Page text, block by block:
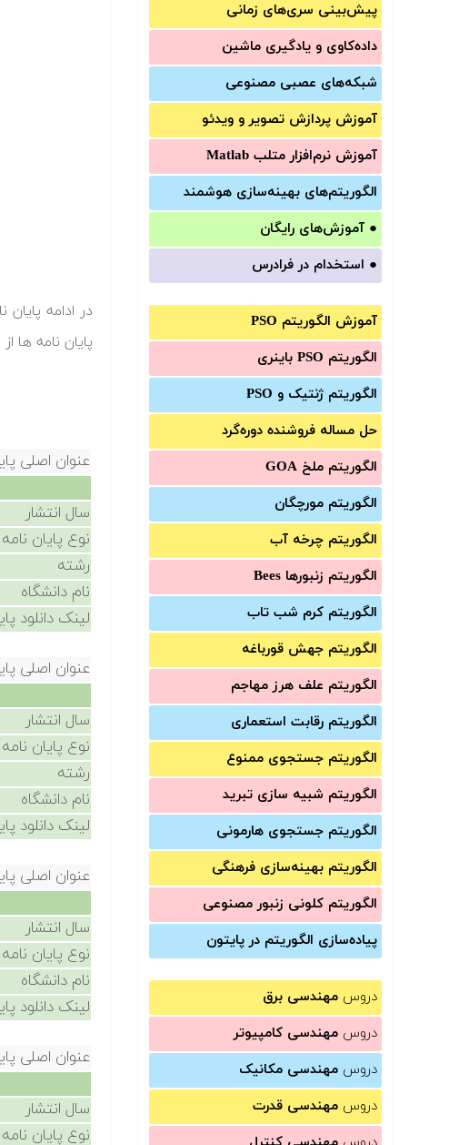
پیش‌‌بینی سری‌‌های زمانی
داده‌کاوی و یادگیری ماشین
شبکه‌های عصبی مصنوعی
آموزش‌ پردازش تصویر و ویدئو
آموزش‌ نرم‌افزار متلب Matlab
الگوریتم‌های بهینه‌سازی هوشمند
● آموزش‌های رایگان
● استخدام در فرادرس
آموزش الگوریتم PSO
الگوریتم PSO باینری
الگوریتم ژنتیک و PSO
حل مساله فروشنده دوره‌گرد
الگوریتم ملخ GOA
الگوریتم مورچگان
الگوریتم چرخه آب
الگوریتم زنبورها Bees
الگوریتم کرم شب تاب
الگوریتم جهش قورباغه
الگوریتم علف هرز مهاجم
الگوریتم رقابت استعماری
الگوریتم جستجوی ممنوع
الگوریتم شبیه سازی تبرید
الگوریتم جستجوی هارمونی
الگوریتم بهینه‌سازی فرهنگی
الگوریتم کلونی زنبور مصنوعی
پیاده‌سازی الگوریتم در پایتون
دروس مهندسی برق
دروس مهندسی کامپیوتر
دروس مهندسی مکانیک
دروس مهندسی قدرت
پایان نامه ها
عنوان اصلی
سال انتشار
نوع پایان نامه
رشته
نام دانشگاه
لینک دانلود
عنوان اصلی
سال انتشار
نوع پایان نامه
رشته
نام دانشگاه
لینک دانلود
عنوان اصلی
سال انتشار
نوع پایان نامه
نام دانشگاه
لینک دانلود
عنوان اصلی
سال انتشار
نوع پایان نامه